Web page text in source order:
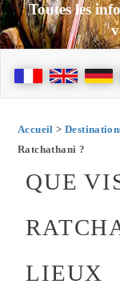
Toutes les
Accueil >
Ratchathani ?
QUE
LIEUX